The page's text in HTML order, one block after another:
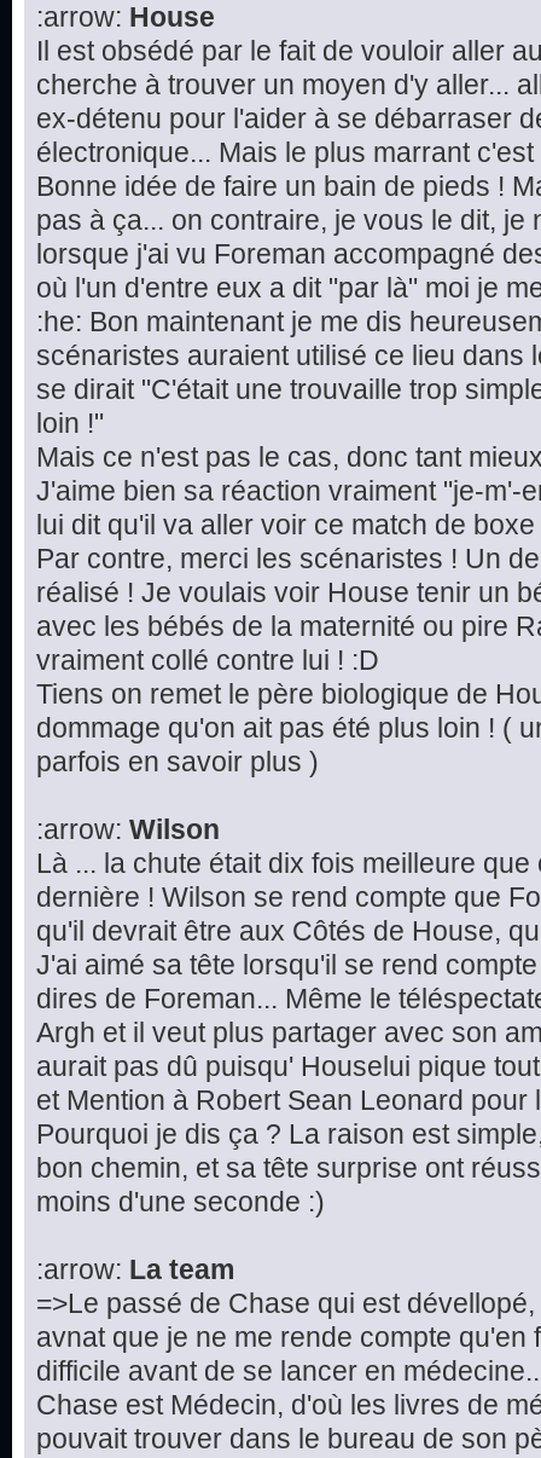
:arrow: House
Il est obsédé par le fait de vouloir aller
cherche à trouver un moyen d'y aller...
ex-détenu pour l'aider à se débarraser
électronique... Mais le plus marrant
Bonne idée de faire un bain de pieds !
pas à ça... on contraire, je vous le dit, je
lorsque j'ai vu Foreman accompagné
où l'un d'entre eux a dit "par là" moi je
:he: Bon maintenant je me dis
scénaristes auraient utilisé ce lieu dans
se dirait "C'était une trouvaille trop
loin !"
Mais ce n'est pas le cas, donc tant
J'aime bien sa réaction vraiment "je-m'-
lui dit qu'il va aller voir ce match de boxe
Par contre, merci les scénaristes ! Un
réalisé ! Je voulais voir House tenir un
avec les bébés de la maternité ou pire
vraiment collé contre lui ! :D
Tiens on remet le père biologique de
dommage qu'on ait pas été plus loin ! (
parfois en savoir plus )
:arrow: Wilson
Là ... la chute était dix fois meilleure
dernière ! Wilson se rend compte que
qu'il devrait être aux Côtés de House,
J'ai aimé sa tête lorsqu'il se rend
dires de Foreman... Même le
Argh et il veut plus partager avec son
aurait pas dû puisqu' Houselui pique
et Mention à Robert Sean Leonard pour
Pourquoi je dis ça ? La raison est
bon chemin, et sa tête surprise ont
moins d'une seconde :)
:arrow: La team
=>Le passé de Chase qui est
avnat que je ne me rende compte qu'en
difficile avant de se lancer en
Chase est Médecin, d'où les livres de
pouvait trouver dans le bureau de son